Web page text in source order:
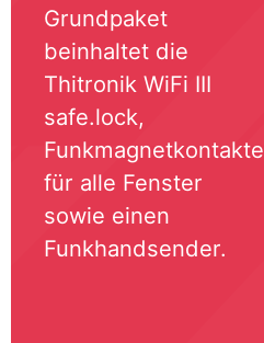
Grundpaket
beinhaltet die
Thitronik WiFi III
safe.lock,
Funkmagnetkontakte
für alle Fenster
sowie einen
Funkhandsender.